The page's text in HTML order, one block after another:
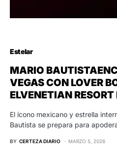
Estelar
MARIO
VEGAS CON LOVER
ELVENETIAN RESORT
El ícono mexicano y estrella
Bautista se prepara para
BY CERTEZA DIARIO MARZO 5, 2026